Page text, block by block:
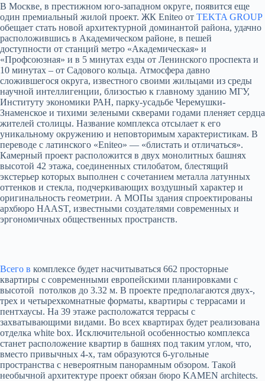
В Москве, в престижном юго-западном округе, появится еще
один премиальный жилой проект. ЖК Eniteo от TEKTA GROUP
обещает стать новой архитектурной доминантой района, удачно
расположившись в Академическом районе, в пешей
доступности от станций метро «Академическая» и
«Профсоюзная» и в 5 минутах езды от Ленинского проспекта и
10 минутах – от Садового кольца. Атмосфера давно
сложившегося округа, известного своими жильцами из среды
научной интеллигенции, близостью к главному зданию МГУ,
Институту экономики РАН, парку-усадьбе Черемушки-
Знаменское и тихими зелеными скверами годами пленяет сердца
жителей столицы. Название комплекса отсылает к его
уникальному окружению и неповторимым характеристикам. В
переводе с латинского «Eniteo» — «блистать и отличаться».
Камерный проект расположится в двух монолитных башнях
высотой 42 этажа, соединенных стилобатом, блестящий
экстерьер которых выполнен с сочетанием металла латунных
оттенков и стекла, подчеркивающих воздушный характер и
оригинальность геометрии. А МОПы здания спроектированы
архбюро HAAST, известными создателями современных и
эргономичных общественных пространств.
Всего в комплексе будет насчитываться 662 просторные
квартиры с современными европейскими планировками с
высотой потолков до 3.32 м. В проекте предполагаются двух-,
трех и четырехкомнатные форматы, квартиры с террасами и
пентхаусы. На 39 этаже расположатся террасы с
захватывающими видами. Во всех квартирах будет реализована
отделка white box. Исключительной особенностью комплекса
станет расположение квартир в башнях под таким углом, что,
вместо привычных 4-х, там образуются 6-угольные
пространства с невероятным панорамным обзором. Такой
необычной архитектуре проект обязан бюро KAMEN architects.